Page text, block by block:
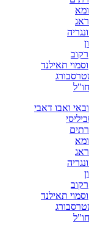
תאילנד
ואבו דאבי
תאילנד